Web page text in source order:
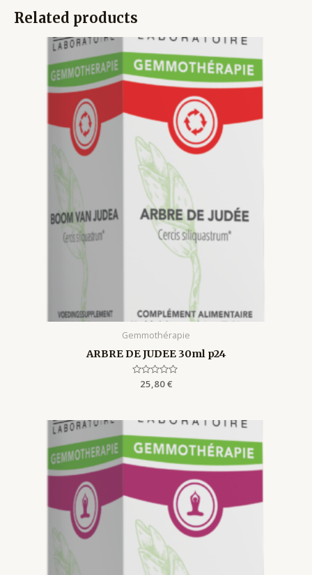
Related products
Gemmothérapie
ARBRE DE JUDEE 30ml p24
Rated
25,80€